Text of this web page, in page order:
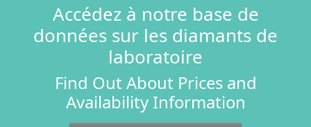
Accédez à notre base de
données sur les diamants de
laboratoire
Find Out About Prices and
Availability Information